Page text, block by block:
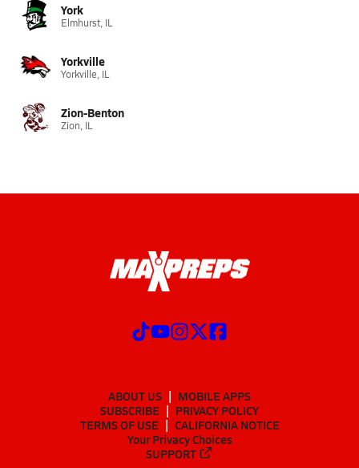
York
Elmhurst, IL
Yorkville
Yorkville, IL
Zion-Benton
Zion, IL
ABOUT US
MOBILE APPS
SUBSCRIBE
PRIVACY POLICY
TERMS OF USE
CALIFORNIA NOTICE
Your Privacy Choices
SUPPORT